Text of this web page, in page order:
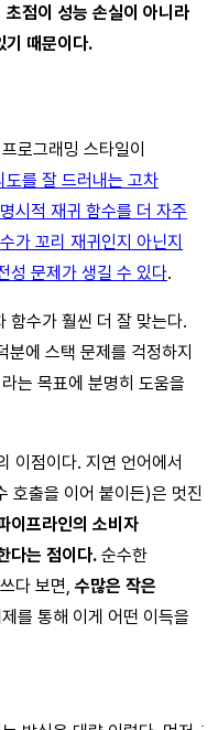
초점이 성능 손실이 아니라
기 때문이다.
로그래밍 스타일이
도를 잘 드러내는 고차
시적 재귀 함수를 더 자주
가 꼬리 재귀인지 아닌지
성 문제가 생길 수 있다.
함수가 훨씬 더 잘 맞는다.
분에 스택 문제를 걱정하지
는 목표에 분명히 도움을
이점이다. 지연 언어에서
호출을 이어 붙이든)은 멋진
이프라인의 소비자
는 점이다. 순수한
다 보면, 수많은 작은
를 통해 이게 어떤 이득을